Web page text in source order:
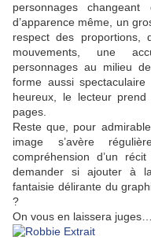
personnages
d’apparence même, un
respect des proportions,
mouvements, une
personnages au milieu
forme aussi
heureux, le lecteur
pages.
Reste que, pour
image s’avère
compréhension d’un
demander si ajouter à
fantaisie délirante du
?
On vous en laissera juges…